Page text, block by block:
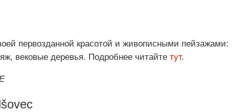
первозданной красотой и живописными пейзажами:
вековые деревья. Подробнее читайте тут.